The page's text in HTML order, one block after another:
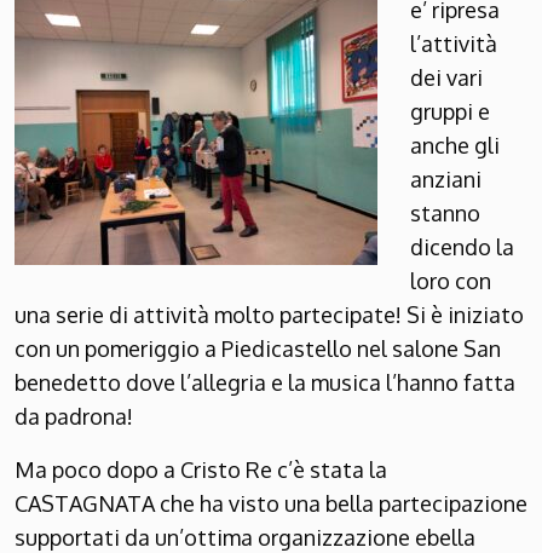
e’ ripresa
l’attività
dei vari
gruppi e
anche gli
anziani
stanno
dicendo la
loro con
una serie di attività molto partecipate! Si è iniziato
con un pomeriggio a Piedicastello nel salone San
benedetto dove l’allegria e la musica l’hanno fatta
da padrona!
Ma poco dopo a Cristo Re c’è stata la
CASTAGNATA che ha visto una bella partecipazione
supportati da un’ottima organizzazione ebella